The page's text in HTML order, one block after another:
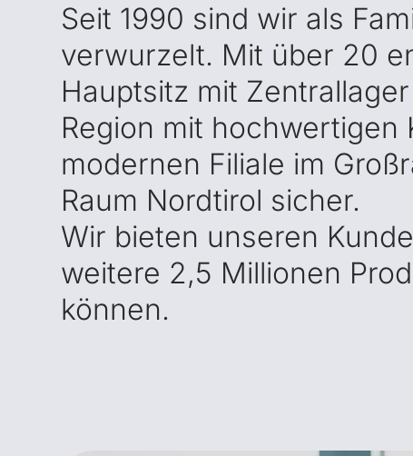
Seit 1990 sind wir als
verwurzelt. Mit über 20
Hauptsitz mit
Region mit
modernen Filiale im
Raum Nordtirol sicher.
Wir bieten unseren
weitere 2,5 Millionen
können.